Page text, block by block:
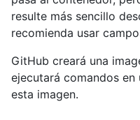
resulte más sencillo
recomienda usar
GitHub creará una
ejecutará comandos
esta imagen.